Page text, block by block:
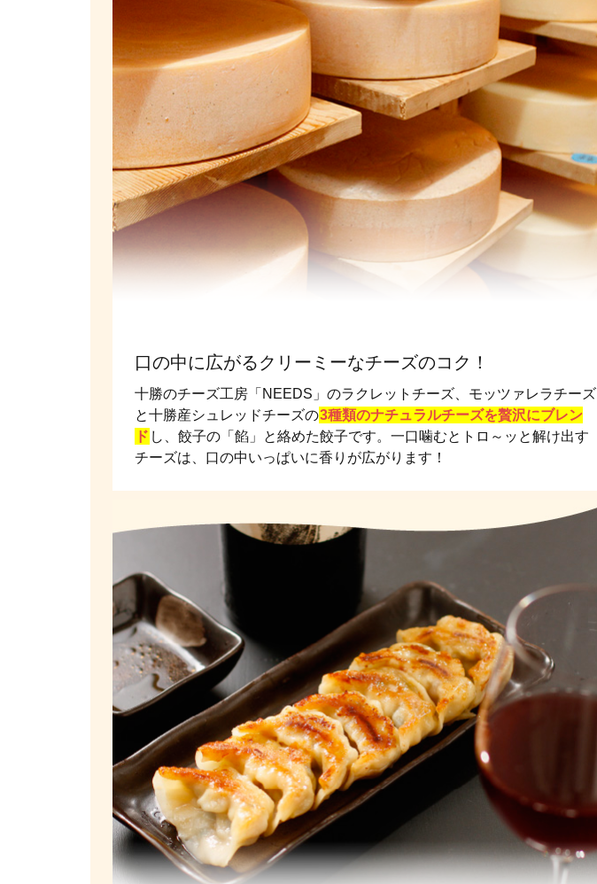
口の中に広がるクリーミーなチーズのコク！
十勝のチーズ工房「NEEDS」のラクレットチーズ、モッツァレラチーズ
と十勝産シュレッドチーズの3種類のナチュラルチーズを贅沢にブレン
ド し、餃子の「餡」と絡めた餃子です。一口噛むとトロ～ッと解け出す
チーズは、口の中いっぱいに香りが広がります！